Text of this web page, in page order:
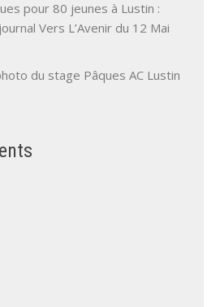
pour 80 jeunes à Lustin :
Vers L’Avenir du 12 Mai
du stage Pâques AC Lustin